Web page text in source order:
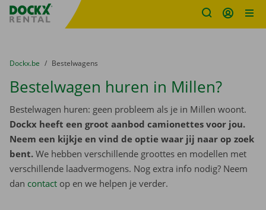
Fratello DEMO
U bevindt zich hier:
van
Dockx.be naar
Bestelwagens
Bestelwagen huren in Millen?
Bestelwagen huren: geen probleem als je in Millen woont.
Dockx heeft een groot aanbod camionettes voor jou.
Neem een kijkje en vind de optie waar jij naar op zoek
bent. We hebben verschillende groottes en modellen met
verschillende laadvermogens. Nog extra info nodig? Neem
dan contact op en we helpen je verder.